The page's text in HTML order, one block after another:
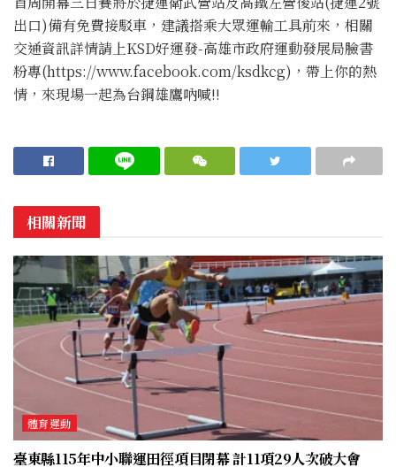
出口)備有免費接駁車，建議搭乘大眾運輸工具前來，相關
交通資訊詳情請上KSD好運發-高雄市政府運動發展局臉書
粉專(https://www.facebook.com/ksdkcg)，帶上你的熱
情，來現場一起為台鋼雄鷹吶喊!!
相關新聞
體育運動
臺東縣115年中小聯運田徑項目閉幕 計11項29人次破大會